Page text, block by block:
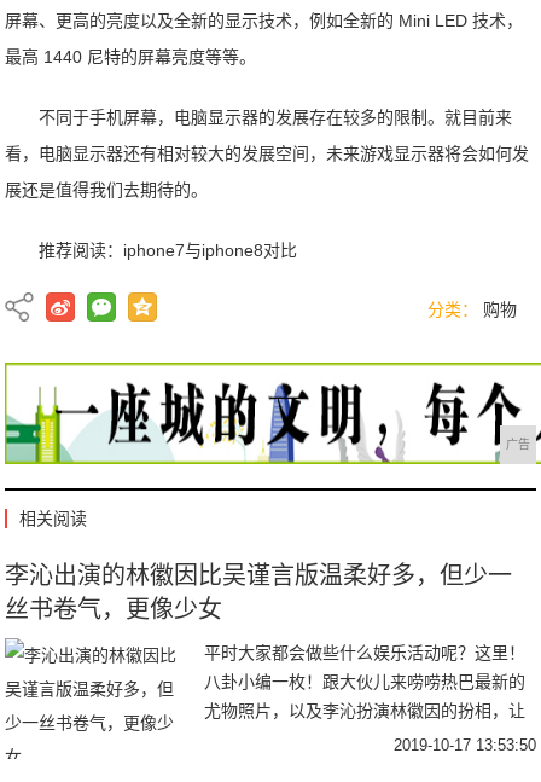
屏幕、更高的亮度以及全新的显示技术，例如全新的 Mini LED 技术，
最高 1440 尼特的屏幕亮度等等。
不同于手机屏幕，电脑显示器的发展存在较多的限制。就目前来
看，电脑显示器还有相对较大的发展空间，未来游戏显示器将会如何发
展还是值得我们去期待的。
推荐阅读： iphone7与iphone8对比
分类： 购物
广告
相关阅读
李沁出演的林徽因比吴谨言版温柔好多，但少一
丝书卷气，更像少女
平时大家都会做些什么娱乐活动呢？这里！
八卦小编一枚！跟大伙儿来唠唠热巴最新的
尤物照片，以及李沁扮演林徽因的扮相，让
大家在八卦的欢乐中度过舒适的时间呀~热巴
2019-10-17 13:53:50